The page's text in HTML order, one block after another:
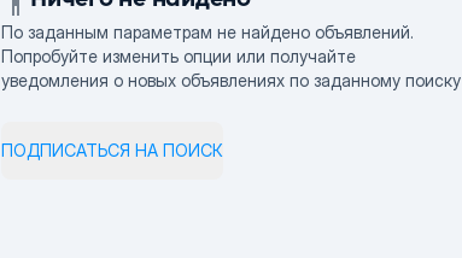
По заданным параметрам не найдено объявлений.
Попробуйте изменить опции или получайте
уведомления о новых объявлениях по заданному поиску
ПОДПИСАТЬСЯ НА ПОИСК